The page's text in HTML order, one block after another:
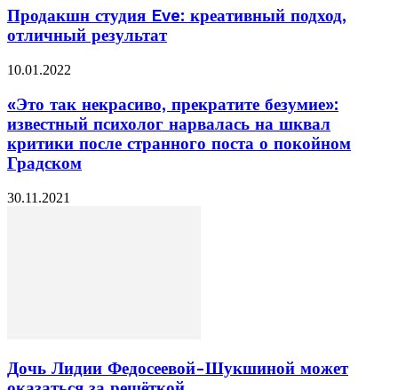
Продакшн студия Eve: креативный подход,
отличный результат
10.01.2022
«Это так некрасиво, прекратите безумие»:
известный психолог нарвалась на шквал
критики после странного поста о покойном
Градском
30.11.2021
Дочь Лидии Федосеевой-Шукшиной может